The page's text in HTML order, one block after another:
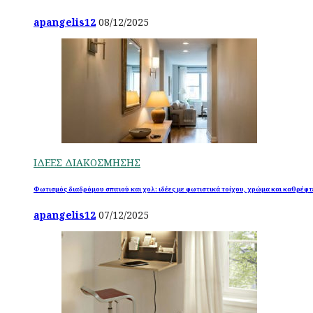
apangelis12 08/12/2025
ΙΔΕΕΣ ΔΙΑΚΟΣΜΗΣΗΣ
Φωτισμός διαδρόμου σπιτιού και χολ: ιδέες με φωτιστικά τοίχου, χρώμα και
apangelis12 07/12/2025